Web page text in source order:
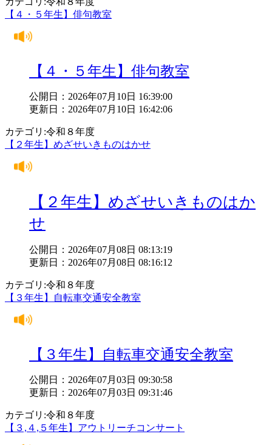
【４・５年生】俳句教室
【４・５年生】俳句教室
公開日：2026年07月10日 16:39:00
更新日：2026年07月10日 16:42:06
カテゴリ:令和８年度
【２年生】めざせいきものはかせ
【２年生】めざせいきものはか
せ
公開日：2026年07月08日 08:13:19
更新日：2026年07月08日 08:16:12
カテゴリ:令和８年度
【３年生】自転車交通安全教室
【３年生】自転車交通安全教室
公開日：2026年07月03日 09:30:58
更新日：2026年07月03日 09:31:46
カテゴリ:令和８年度
【３,４,５年生】アウトリーチコンサート